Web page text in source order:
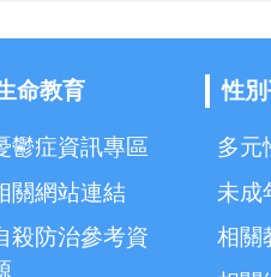
命教育
鬱症資訊專區
關網站連結
殺防治參考資
性
多元
未成
相關